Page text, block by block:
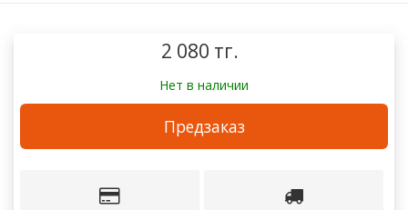
2 080 тг.
Нет в наличии
Предзаказ